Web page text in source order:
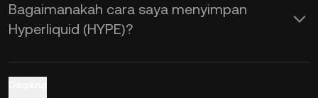
Bagaimanakah cara saya menyimpan
Hyperliquid (HYPE)?